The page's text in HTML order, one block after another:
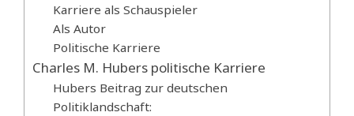
Karriere als Schauspieler
Als Autor
Politische Karriere
Charles M. Hubers politische Karriere
Hubers Beitrag zur deutschen
Politiklandschaft: